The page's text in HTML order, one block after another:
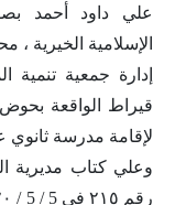
علي داود أحمد
الإسلامية الخيرية
قيراط الواقعة
لإقامة مدرسة ثانوي
وعلي كتاب مديرية